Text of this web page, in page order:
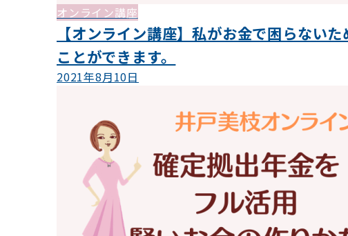
オンライン講座
【オンライン講座】私がお金で困らない
ことができます。
2021年8月10日